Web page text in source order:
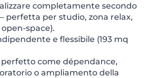
completamente secondo
perfetta per studio, zona relax,
space).
e flessibile (193 mq
come dépendance,
o ampliamento della